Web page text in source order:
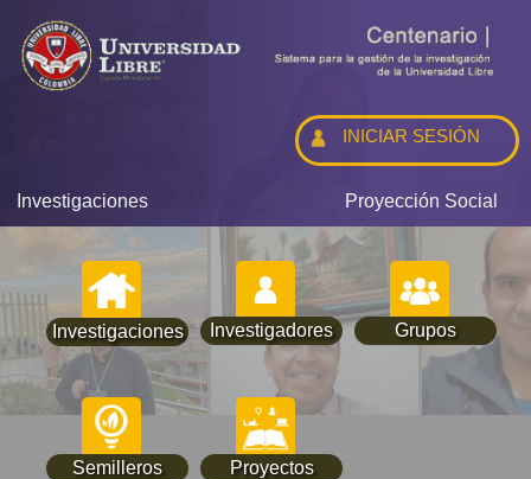
Investigaciones Proyección Social
Investigaciones Investigadores Grupos
Semilleros Proyectos
INICIAR SESIÓN